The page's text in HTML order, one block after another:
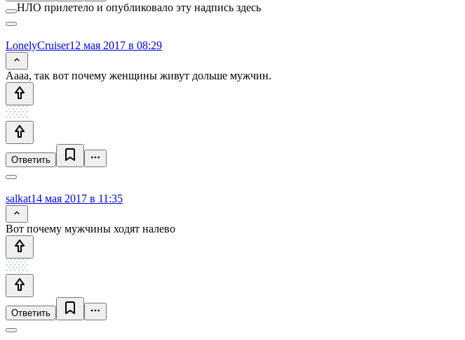
НЛО прилетело и опубликовало эту надпись здесь
LonelyCruiser12 мая 2017 в 08:29
Аааа, так вот почему женщины живут дольше мужчин.
Ответить
salkat14 мая 2017 в 11:35
Вот почему мужчины ходят налево
Ответить